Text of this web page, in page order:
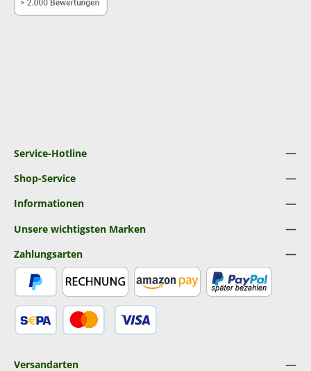
Service-Hotline
Shop-Service
Informationen
Unsere wichtigsten Marken
Zahlungsarten
Versandarten